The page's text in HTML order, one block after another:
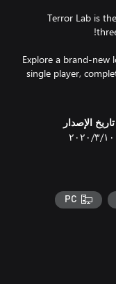
Terror Lab is
Explore a brand-
single player,
تاريخ الإصدار
١٠‏/٣‏/٢٠٢٠
PC